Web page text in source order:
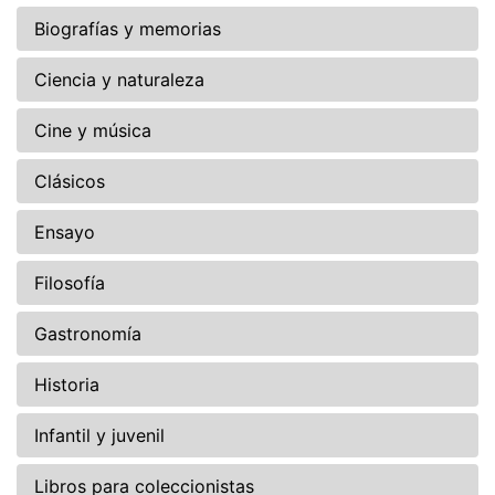
Biografías y memorias
Ciencia y naturaleza
Cine y música
Clásicos
Ensayo
Filosofía
Gastronomía
Historia
Infantil y juvenil
Libros para coleccionistas